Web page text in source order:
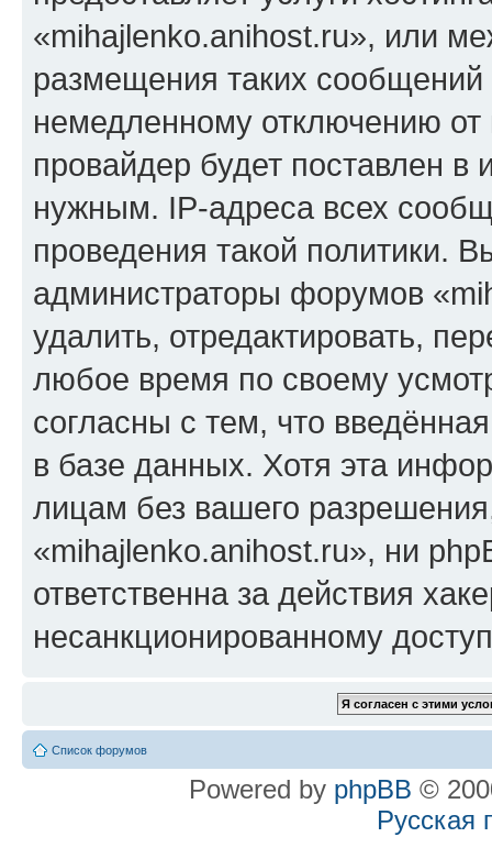
«mihajlenko.anihost.ru», или
размещения таких
немедленному отключению
провайдер будет поставлен в
нужным. IP-адреса всех
проведения такой политики.
администраторы форумов
удалить, отредактировать,
любое время по своему
согласны с тем, что
в базе данных. Хотя эта
лицам без вашего
«mihajlenko.anihost.ru», ни
ответственна за действия
несанкционированному
Список форумов
Powered by phpBB ©
Русская